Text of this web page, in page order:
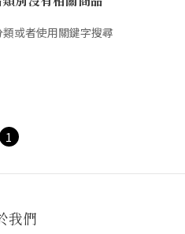
或者使用關鍵字搜尋
1
我們